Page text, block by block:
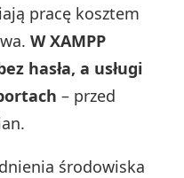
pracę kosztem
W XAMPP
hasła, a usługi
– przed
środowiska